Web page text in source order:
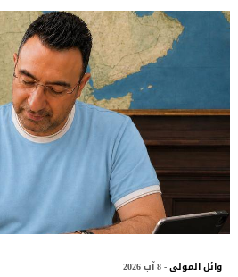
وائل المولى- 8 آب 2026